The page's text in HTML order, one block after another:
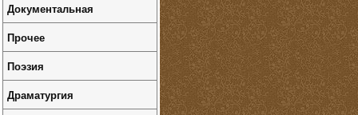
Документальная
Прочее
Поэзия
Драматургия